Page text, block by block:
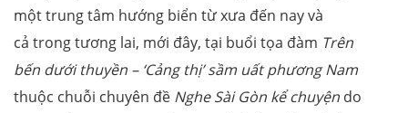
một trung tâm hướng biển từ xưa đến nay và
cả trong tương lai, mới đây, tại buổi tọa đàm Trên
bến dưới thuyền – ‘Cảng thị’ sầm uất phương Nam
thuộc chuỗi chuyên đề Nghe Sài Gòn kể chuyện do